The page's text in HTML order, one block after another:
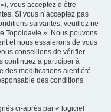
vous acceptez d’être
Si vous n’acceptez pas
suivantes, veuillez ne
Topoldavie ». Nous pouvons
et nous essaierons de vous
conseillons de vérifier
continuez à participer à
des modifications aient été
des conditions
ci-après par « logiciel